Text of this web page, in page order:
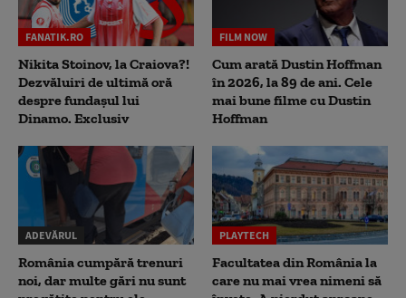
FANATIK.RO
Nikita Stoinov, la Craiova?!
Dezvăluiri de ultimă oră
despre fundașul lui
Dinamo. Exclusiv
FILM NOW
Cum arată Dustin Hoffman
în 2026, la 89 de ani. Cele
mai bune filme cu Dustin
Hoffman
ADEVĂRUL
România cumpără trenuri
noi, dar multe gări nu sunt
PLAYTECH
Facultatea din România la
care nu mai vrea nimeni să